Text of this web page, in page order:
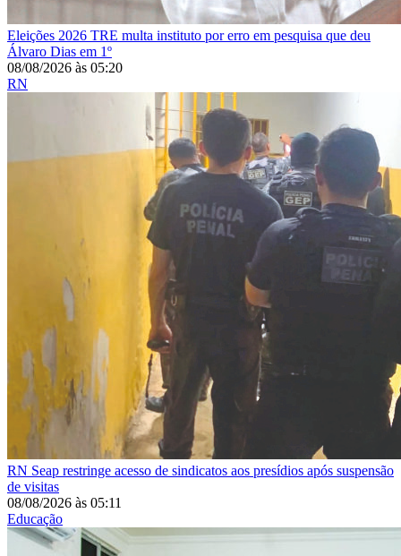
Eleições 2026 TRE multa instituto por erro em pesquisa que deu
Álvaro Dias em 1º
08/08/2026 às 05:20
RN
RN Seap restringe acesso de sindicatos aos presídios após suspensão
de visitas
08/08/2026 às 05:11
Educação